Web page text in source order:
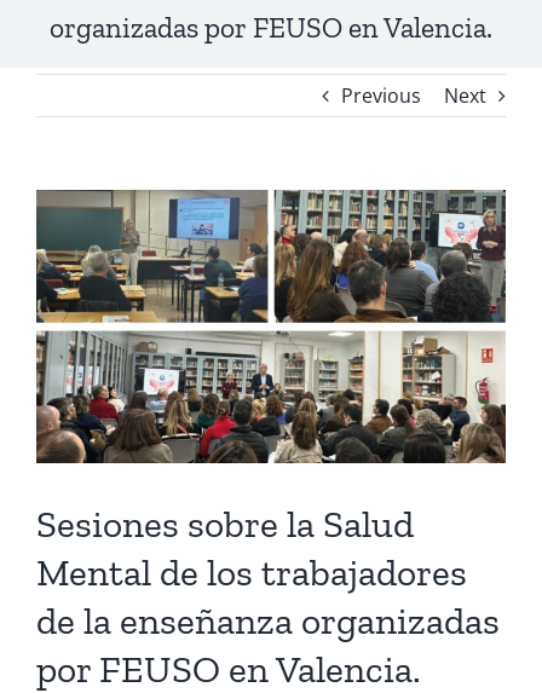
organizadas por FEUSO en Valencia.
Previous Next
View
Larger
Image
Sesiones sobre la Salud
Mental de los trabajadores
de la enseñanza organizadas
por FEUSO en Valencia.